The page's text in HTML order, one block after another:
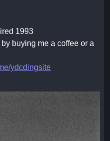
1993
buying me a coffee or a
ydcdingsite